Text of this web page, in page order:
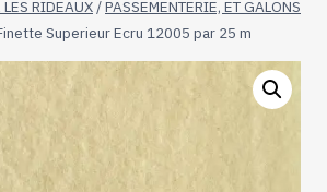
LES RIDEAUX /PASSEMENTERIE, ET GALONS
Superieur Ecru 12005 par 25 m